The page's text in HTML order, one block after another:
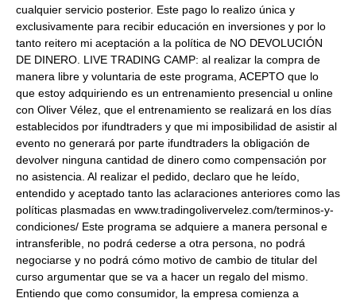
cualquier servicio posterior. Este pago lo realizo única y
exclusivamente para recibir educación en inversiones y por lo
tanto reitero mi aceptación a la política de NO DEVOLUCIÓN
DE DINERO. LIVE TRADING CAMP: al realizar la compra de
manera libre y voluntaria de este programa, ACEPTO que lo
que estoy adquiriendo es un entrenamiento presencial u online
con Oliver Vélez, que el entrenamiento se realizará en los días
establecidos por ifundtraders y que mi imposibilidad de asistir al
evento no generará por parte ifundtraders la obligación de
devolver ninguna cantidad de dinero como compensación por
no asistencia. Al realizar el pedido, declaro que he leído,
entendido y aceptado tanto las aclaraciones anteriores como las
políticas plasmadas en www.tradingolivervelez.com/terminos-y-
condiciones/ Este programa se adquiere a manera personal e
intransferible, no podrá cederse a otra persona, no podrá
negociarse y no podrá cómo motivo de cambio de titular del
curso argumentar que se va a hacer un regalo del mismo.
Entiendo que como consumidor, la empresa comienza a